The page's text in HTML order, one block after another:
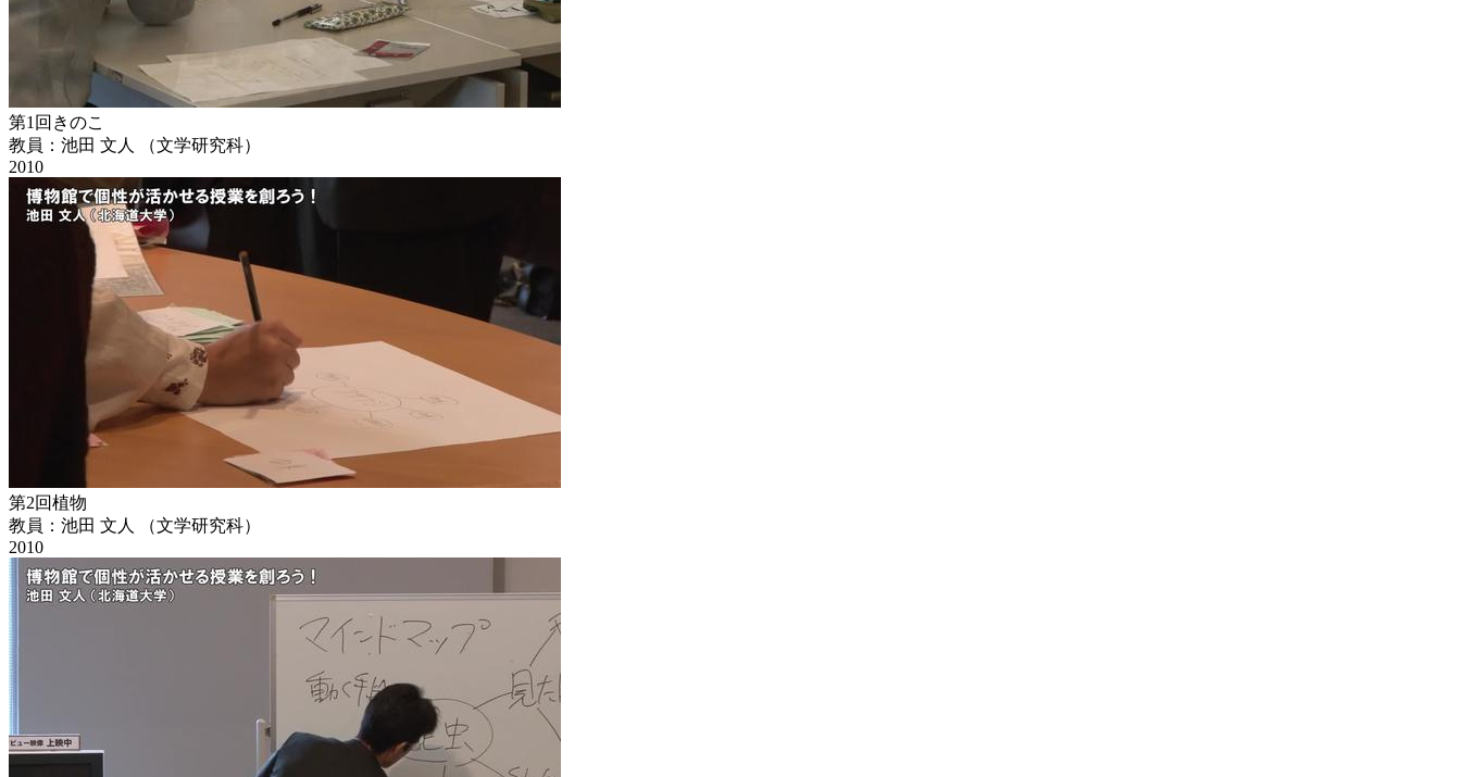
第1回きのこ
教員：池田 文人 （文学研究科）
2010
第2回植物
教員：池田 文人 （文学研究科）
2010